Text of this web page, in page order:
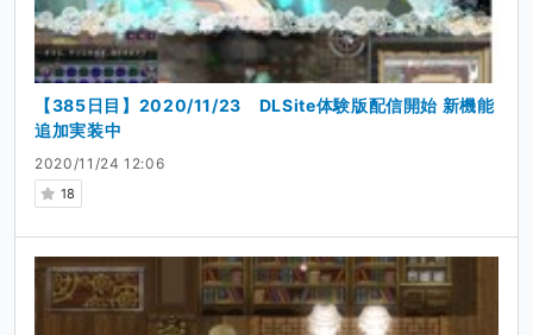
2020/11/24 12:06
18
【385日目】2020/11/23 DLSite体験版配信開始 新機能
追加実装中